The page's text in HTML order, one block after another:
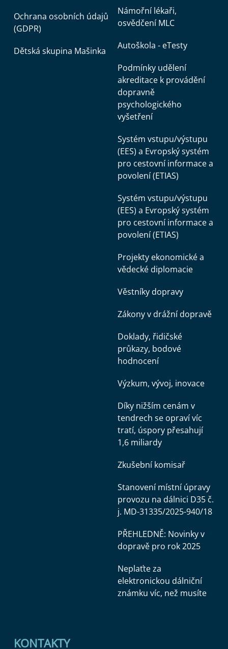
Ochrana osobních údajů
(GDPR)
Dětská skupina Mašinka
Námořní lékaři,
osvědčení MLC
Autoškola - eTesty
Podmínky udělení
akreditace k provádění
dopravně
psychologického
vyšetření
Systém vstupu/výstupu
(EES) a Evropský systém
pro cestovní informace a
povolení (ETIAS)
Systém vstupu/výstupu
(EES) a Evropský systém
pro cestovní informace a
povolení (ETIAS)
Projekty ekonomické a
vědecké diplomacie
Věstníky dopravy
Zákony v drážní dopravě
Doklady, řidičské
průkazy, bodové
hodnocení
Výzkum, vývoj, inovace
Díky nižším cenám v
tendrech se opraví víc
tratí, úspory přesahují
1,6 miliardy
Zkušební komisař
Stanovení místní úpravy
provozu na dálnici D35 č.
j. MD-31335/2025-940/18
PŘEHLEDNĚ: Novinky v
dopravě pro rok 2025
Neplaťte za
elektronickou dálniční
známku víc, než musíte
KONTAKTY